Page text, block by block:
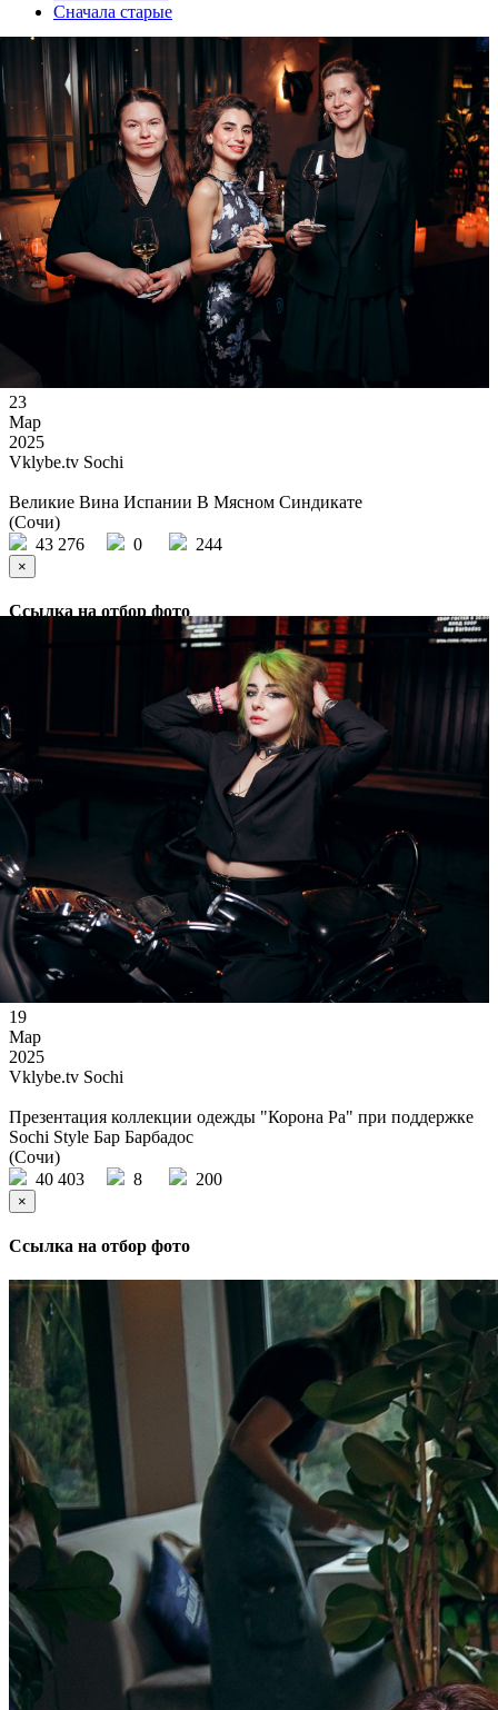
Сначала старые
Денис Пискарев
23
Мар
2025
Vklybe.tv Sochi
Великие Вина Испании В Мясном Синдикате
(Сочи)
43 276
0 244
×
Ссылка на отбор фото
19
Мар
2025
Vklybe.tv Sochi
Презентация коллекции одежды "Корона Ра" при поддержке
Sochi Style Бар Барбадос
(Сочи)
40 403
8 200
×
Ссылка на отбор фото